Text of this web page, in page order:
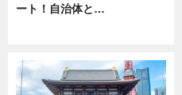
ート！自治体と…